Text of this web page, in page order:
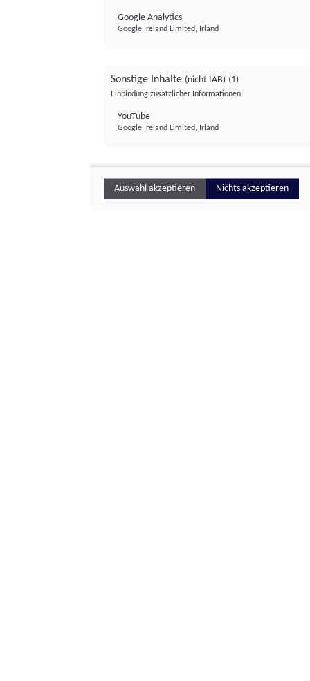
Google Analytics
Google Ireland Limited, Irland
Sonstige Inhalte (nicht IAB) (1)
Einbindung zusätzlicher Informationen
YouTube
Google Ireland Limited, Irland
Auswahl akzeptieren Nichts akzeptieren